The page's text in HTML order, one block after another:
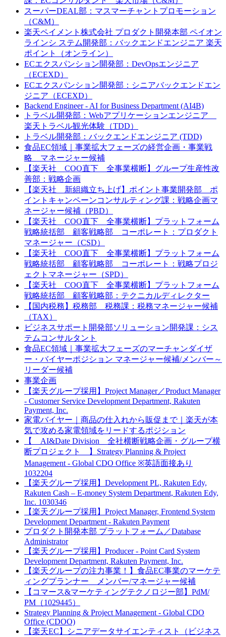
スーパーDEAL部：マスマーチャントプロモーション
（C&M）
楽天ペイメント株式会社 プロダクト開発本部 ペイオン
ラインシ ステム開発部：バックエンドエンジニア 楽天
ポイント（オンライン）
ECエクスパンション開発部：DevOpsエンジニア
（ECEXD）
ECエクスパンション開発部：シニアバックエンドエン
ジニア（ECEXD）
Backend Engineer - AI for Business Department (AI4B)
トラベル開発部：Webアプリケーションエンジニア
楽天トラベル観光体験（TDD）
トラベル開発部：バックエンドエンジニア (TDD)
食品EC領域｜事業拡大フェーズの経営企画・事業戦
略 マネージャー候補
【楽天社 COO直下 全事業横断】グループ生産性改
善部：戦略企画
【楽天社 新組織立ち上げ】ポイント事業開発部 ポ
イントキャンペーンコンサルティング課：戦略企画マ
ネージャー候補（PBD）
【楽天社 COO直下 全事業横断】プラットフォーム
戦略統括部 顧客戦略部 コーポレート：プロダクト
マネージャー（CSD）
【楽天社 COO直下 全事業横断】プラットフォーム
戦略統括部 顧客戦略部 コーポレート：戦略プロジ
ェクトマネージャー（SPD）
【楽天社 COO直下 全事業横断】プラットフォーム
戦略統括部 顧客戦略部：テクニカルディレクター
【国内税務】税務部 税務課：税務マネージャー候補
（TAX）
ビジネスサポート開発部ソリューション開発課：シス
テムコンサルタント
食品EC領域｜事業拡大フェーズのマーチャンダイザ
ー・バイヤーポジション マネージャー候補/メンバー～
リーダー候補
事業企画
【楽天グループ採用】Project Manager／Product Manager
- Customer Service Development Department, Rakuten
Payment, Inc.
家電バイヤー｜商品の仕入れから販促まで｜楽天が本
気で攻める家電領域をリードするポジション
【 AI&Date Division 全社横断戦略企画・グループ横
断プロジェクト 】Strategy Planning & Project
Management - Global CDO Office ※英語面接あり
1032204
【楽天グループ採用】Development PL, Rakuten Edy,
Rakuten Cash – E-money System Department, Rakuten Edy,
Inc. 1030346
【楽天グループ採用】Project Manager, Frontend System
Development Department - Rakuten Payment
プロダクト開発本部 プラットフォーム／Database
Administrator
【楽天グループ採用】Producer - Point Card System
Development Department, Rakuten Payment, Inc.
【楽天グループの注力事業！】食品EC事業のマーケテ
ィングプランナー メンバー/マネージャー候補
【コマース&マーケティングテクノロジー部】PdM/
PM（1029445）
Strategy Planning & Project Management - Global CDO
Office (CDOO)
【楽天EC】シニアデータサイエンティスト（ビジネス